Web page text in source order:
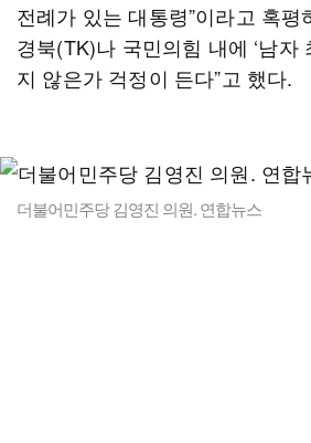
전례가 있는 대통령”이라고 혹평
경북(TK)나 국민의힘 내에 ‘남자
지 않은가 걱정이 든다”고 했다.
더불어민주당 김영진 의원. 연합뉴스